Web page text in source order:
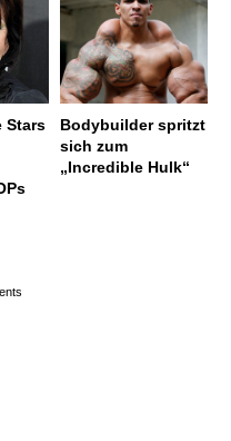
Stars
Bodybuilder spritzt
sich zum
„Incredible Hulk“